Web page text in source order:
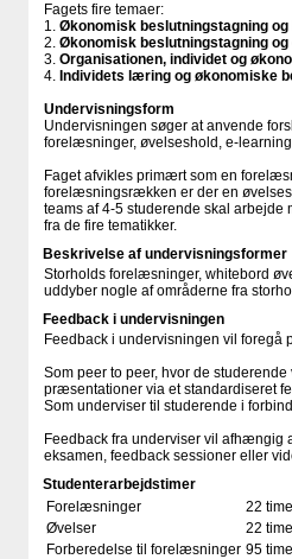
Fagets fire temaer:
1. Økonomisk beslutningstagning og
2. Økonomisk beslutningstagning og
3. Organisationen, individet og
4. Individets læring og økonomiske
Undervisningsform
Undervisningen søger at anvende
forelæsninger, øvelseshold, e-
Faget afvikles primært som en
forelæsningsrækken er der en
teams af 4-5 studerende skal arbejde
fra de fire tematikker.
Beskrivelse af undervisningsformer
Storholds forelæsninger, whitebord
uddyber nogle af områderne fra
Feedback i undervisningen
Feedback i undervisningen vil foregå
Som peer to peer, hvor de
præsentationer via et standardiseret
Som underviser til studerende i
Feedback fra underviser vil
eksamen, feedback sessioner eller
Studenterarbejdstimer
Forelæsninger
22
Øvelser
22
Forberedelse til forelæsninger 95